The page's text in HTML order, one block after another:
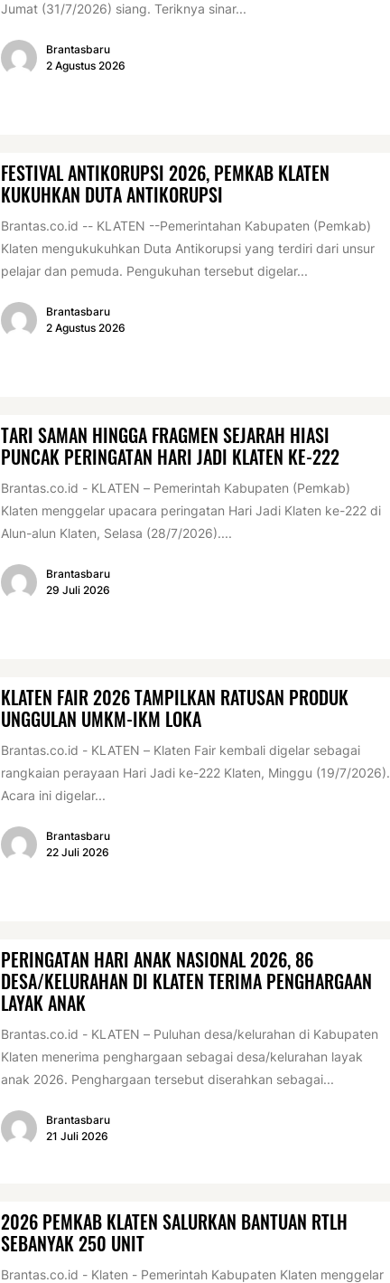
Jumat (31/7/2026) siang. Teriknya sinar...
Brantasbaru
2 Agustus 2026
FESTIVAL ANTIKORUPSI 2026, PEMKAB KLATEN
KUKUHKAN DUTA ANTIKORUPSI
Brantas.co.id -- KLATEN --Pemerintahan Kabupaten (Pemkab)
Klaten mengukukuhkan Duta Antikorupsi yang terdiri dari unsur
pelajar dan pemuda. Pengukuhan tersebut digelar...
Brantasbaru
2 Agustus 2026
TARI SAMAN HINGGA FRAGMEN SEJARAH HIASI
PUNCAK PERINGATAN HARI JADI KLATEN KE-222
Brantas.co.id - KLATEN – Pemerintah Kabupaten (Pemkab)
Klaten menggelar upacara peringatan Hari Jadi Klaten ke-222 di
Alun-alun Klaten, Selasa (28/7/2026)....
Brantasbaru
29 Juli 2026
KLATEN FAIR 2026 TAMPILKAN RATUSAN PRODUK
UNGGULAN UMKM-IKM LOKA
Brantas.co.id - KLATEN – Klaten Fair kembali digelar sebagai
rangkaian perayaan Hari Jadi ke-222 Klaten, Minggu (19/7/2026).
Acara ini digelar...
Brantasbaru
22 Juli 2026
PERINGATAN HARI ANAK NASIONAL 2026, 86
DESA/KELURAHAN DI KLATEN TERIMA PENGHARGAAN
LAYAK ANAK
Brantas.co.id - KLATEN – Puluhan desa/kelurahan di Kabupaten
Klaten menerima penghargaan sebagai desa/kelurahan layak
anak 2026. Penghargaan tersebut diserahkan sebagai...
Brantasbaru
21 Juli 2026
2026 PEMKAB KLATEN SALURKAN BANTUAN RTLH
SEBANYAK 250 UNIT
Brantas.co.id - Klaten - Pemerintah Kabupaten Klaten menggelar